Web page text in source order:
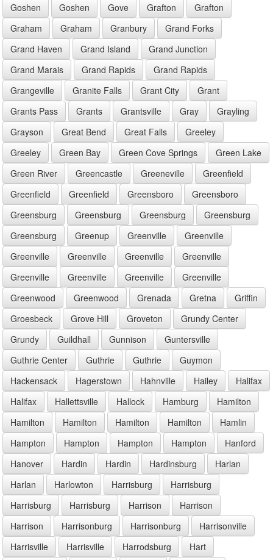
Goshen
Goshen Gove Grafton
Grafton
Graham
Graham Granbury
Grand Forks
Grand Haven
Grand Island
Grand Junction
Grand Marais
Grand Rapids
Grand Rapids
Grangeville
Granite Falls Grant City
Grant
Grants Pass
Grants Grantsville Gray
Grayling
Grayson
Great Bend Great Falls
Greeley
Greeley
Green Bay Green Cove Springs
Green Lake
Green River
Greencastle Greeneville
Greenfield
Greenfield
Greenfield Greensboro
Greensboro
Greensburg
Greensburg Greensburg
Greensburg
Greensburg
Greenup Greenville
Greenville
Greenville
Greenville Greenville
Greenville
Greenville
Greenville Greenville
Greenville
Greenwood
Greenwood Grenada Gretna
Griffin
Groesbeck
Grove Hill Groveton
Grundy Center
Grundy
Guildhall Gunnison
Guntersville
Guthrie Center
Guthrie Guthrie
Guymon
Hackensack
Hagerstown Hahnville Hailey
Halifax
Halifax
Hallettsville Hallock Hamburg
Hamilton
Hamilton
Hamilton Hamilton Hamilton
Hamlin
Hampton
Hampton Hampton Hampton
Hanford
Hanover
Hardin Hardin Hardinsburg
Harlan
Harlan
Harlowton Harrisburg
Harrisburg
Harrisburg
Harrisburg Harrison
Harrison
Harrison
Harrisonburg Harrisonburg
Harrisonville
Harrisville
Harrisville Harrodsburg
Hart